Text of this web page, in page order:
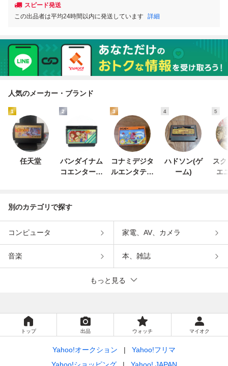
スピード発送
この出品者は平均24時間以内に発送しています 詳細
人気のメーカー・ブランド
1
任天堂
2
バンダイナム
コエンターテ
3
コナミデジタ
ルエンタテイ
4
ハドソン(ゲ
ーム)
5
ス
エ
別のカテゴリで探す
コンピュータ 家電、AV、カメラ
音楽 本、雑誌
もっと見る
トップ 出品 ウォッチ マイオク
Yahoo!オークション
Yahoo!フリマ